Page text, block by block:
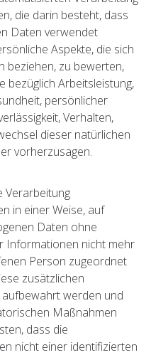
die darin besteht, dass
Daten verwendet
Aspekte, die sich
beziehen, zu bewerten,
bezüglich Arbeitsleistung,
persönlicher
Verhalten,
dieser natürlichen
vorherzusagen.
Verarbeitung
in einer Weise, auf
Daten ohne
Informationen nicht mehr
Person zugeordnet
zusätzlichen
werden und
Maßnahmen
dass die
nicht einer identifizierten